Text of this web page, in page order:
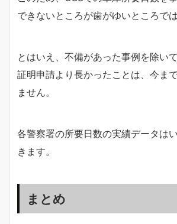
できないところが歯がゆいところでは
とはいえ、不備があった事例を除い
証明申請より長かったことは、今ま
ません。
各警察署の所要日数の実績データは
きます。
まとめ